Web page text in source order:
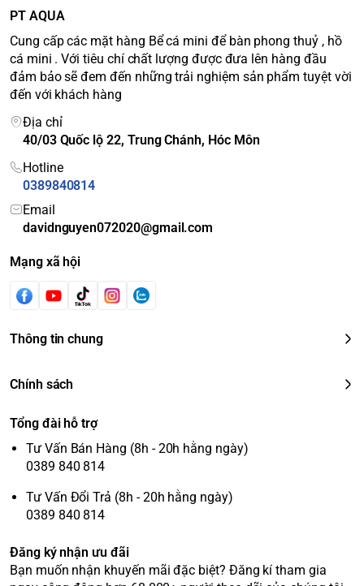
PT AQUA
Cung cấp các mặt hàng Bể cá mini để bàn phong thuỷ , hồ
cá mini . Với tiêu chí chất lượng được đưa lên hàng đầu
đảm bảo sẽ đem đến những trải nghiệm sản phẩm tuyệt vời
đến với khách hàng
Địa chỉ
40/03 Quốc lộ 22, Trung Chánh, Hóc Môn
Hotline
0389840814
Email
davidnguyen072020@gmail.com
Mạng xã hội
Thông tin chung
Chính sách
Tổng đài hỗ trợ
Tư Vấn Bán Hàng (8h - 20h hằng ngày)
0389 840 814
Tư Vấn Đổi Trả (8h - 20h hằng ngày)
0389 840 814
Đăng ký nhận ưu đãi
Bạn muốn nhận khuyến mãi đặc biệt? Đăng kí tham gia